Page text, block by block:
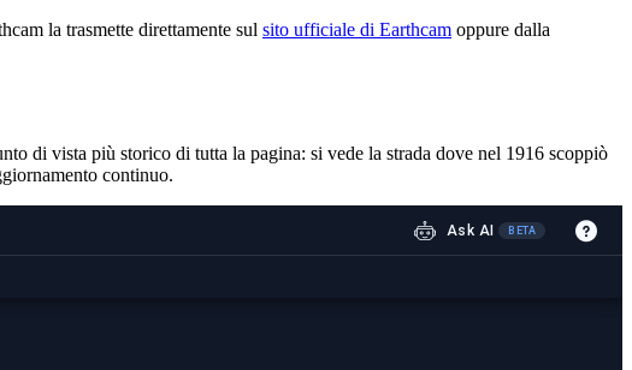
la trasmette direttamente sul sito ufficiale di Earthcam oppure dalla
di vista più storico di tutta la pagina: si vede la strada dove nel 1916 scoppiò
continuo.